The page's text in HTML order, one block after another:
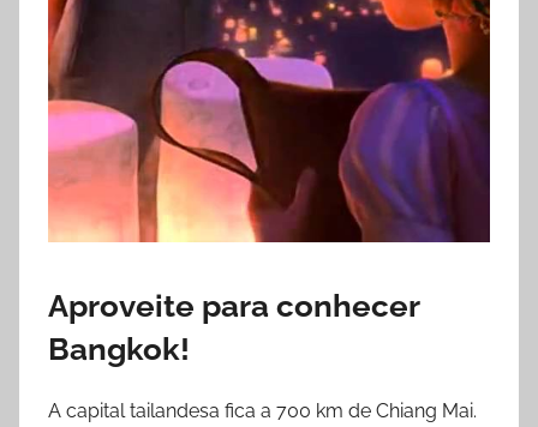
Aproveite para conhecer
Bangkok!
A capital tailandesa fica a 700 km de Chiang Mai.